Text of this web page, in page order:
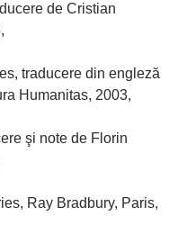
de Cristian
traducere din engleză
Humanitas, 2003,
şi note de Florin
Ray Bradbury, Paris,